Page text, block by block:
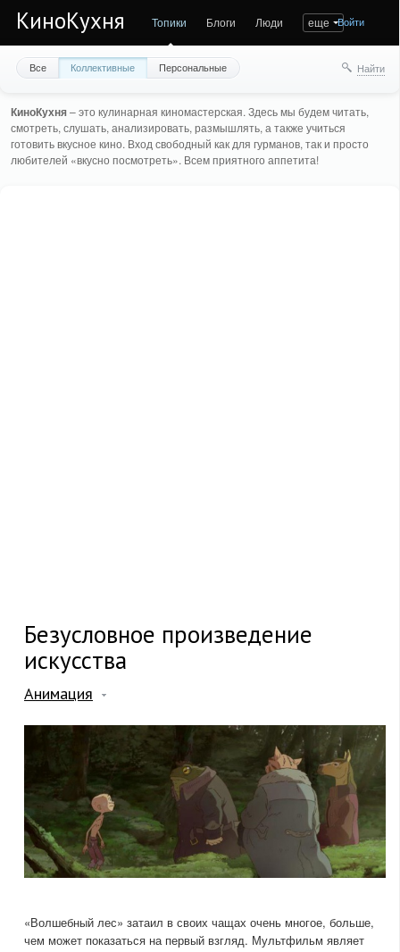
КиноКухня Топики Блоги Люди еще Войти
Все Коллективные Персональные Найти
КиноКухня– это кулинарная киномастерская. Здесь мы будем читать,
смотреть, слушать, анализировать, размышлять, а также учиться
готовить вкусное кино. Вход свободный как для гурманов, так и просто
любителей «вкусно посмотреть». Всем приятного аппетита!
Безусловное произведение
искусства
Анимация
«Волшебный лес» затаил в своих чащах очень многое, больше,
чем может показаться на первый взгляд. Мультфильм являет